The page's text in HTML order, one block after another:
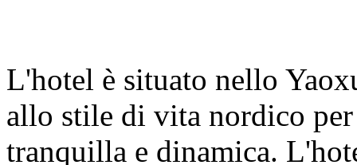
L'hotel è situato nello
allo stile di vita nordico
tranquilla e dinamica.